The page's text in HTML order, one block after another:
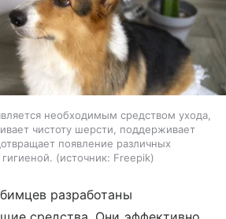
необходимым средством ухода,
чистоту шерсти, поддерживает
появление различных
источник: Freepik
разработаны